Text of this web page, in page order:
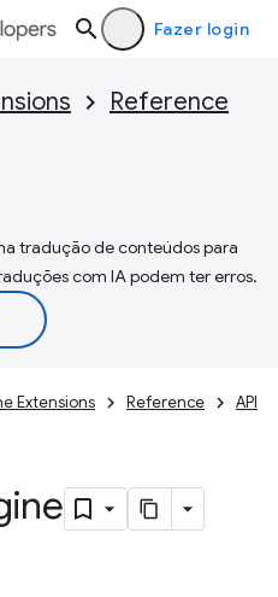
Fazer login
Reference
tradução de conteúdos para
com IA podem ter erros.
Extensions Reference API